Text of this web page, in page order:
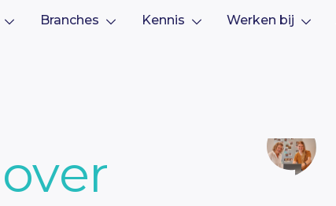
Branches Kennis Werken bij